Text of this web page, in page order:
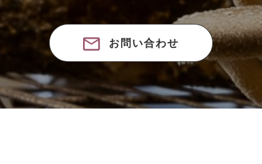
お問い合わせ